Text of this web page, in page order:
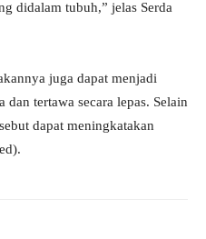
didalam tubuh,” jelas Serda
juga dapat menjadi
tertawa secara lepas. Selain
dapat meningkatakan